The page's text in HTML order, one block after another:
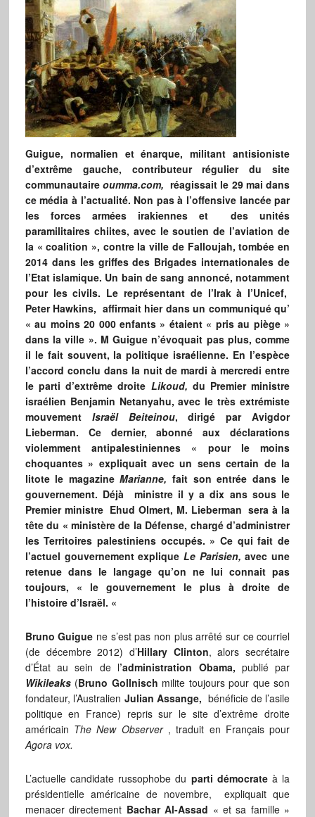
Guigue, normalien et énarque, militant antisioniste
d’extrême gauche, contributeur régulier du site
communautaireoumma.com, réagissait le 29 mai dans
ce média à l’actualité. Non pas à l’offensive lancée par
les forces armées irakiennes et des unités
paramilitaires chiites, avec le soutien de l’aviation de
la « coalition », contre la ville de Falloujah, tombée en
2014 dans les griffes des Brigades internationales de
l’Etat islamique. Un bain de sang annoncé, notamment
pour les civils. Le représentant de l’Irak à l’Unicef,
Peter Hawkins, affirmait hier dans un communiqué qu’
« au moins 20 000 enfants » étaient « pris au piège »
dans la ville ». M Guigue n’évoquait pas plus, comme
il le fait souvent, la politique israélienne. En l’espèce
l’accord conclu dans la nuit de mardi à mercredi entre
le parti d’extrême droite Likoud, du Premier ministre
israélien Benjamin Netanyahu, avec le très extrémiste
mouvement Israël Beiteinou, dirigé par Avigdor
Lieberman. Ce dernier, abonné aux déclarations
violemment antipalestiniennes « pour le moins
choquantes » expliquait avec un sens certain de la
litote le magazineMarianne, fait son entrée dans le
gouvernement. Déjà ministre il y a dix ans sous le
Premier ministre Ehud Olmert, M. Lieberman sera à la
tête du « ministère de la Défense, chargé d’administrer
les Territoires palestiniens occupés. » Ce qui fait de
l’actuel gouvernement explique Le Parisien, avec une
retenue dans le langage qu’on ne lui connait pas
toujours, « le gouvernement le plus à droite de
l’histoire d’Israël. «
Bruno Guigue ne s’est pas non plus arrêté sur ce courriel
(de décembre 2012) d’Hillary Clinton, alors secrétaire
d’État au sein de l’administration Obama, publié par
Wikileaks(Bruno Gollnisch milite toujours pour que son
fondateur, l’Australien Julian Assange, bénéficie de l’asile
politique en France) repris sur le site d’extrême droite
américain The New Observer, traduit en Français pour
Agora vox.
L’actuelle candidate russophobe du parti démocrateà la
présidentielle américaine de novembre, expliquait que
menacer directement Bachar Al-Assad « et sa famille »